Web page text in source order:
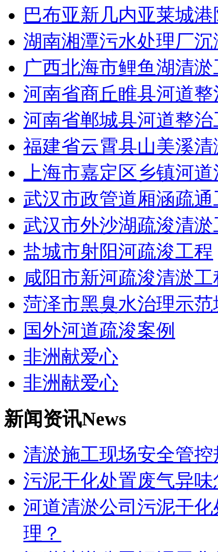
巴布亚新几内亚莱城
湖南湘潭污水处理厂
广西北海市鲤鱼湖清
河南省商丘睢县河道
河南省郸城县河道整治
福建省云霄县山美溪
上海市嘉定区乡镇河
武汉市政管道厢涵疏通
武汉市外沙湖疏浚清淤
盐城市射阳河疏浚工程
咸阳市新河疏浚清淤工
菏泽市黑臭水治理示
国外河道疏浚案例
非洲献爱心
非洲献爱心
新闻资讯News
清淤施工现场安全管
污泥干化处置废气异
河道清淤公司污泥干
理？